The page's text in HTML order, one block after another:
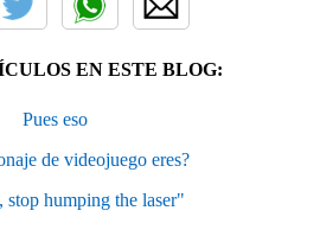
EN ESTE BLOG:
Pues eso
de videojuego eres?
humping the laser"